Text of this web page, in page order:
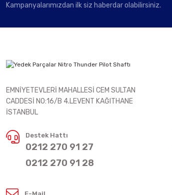
Kampanyalarımızdan ilk siz haberdar olabilirsiniz.
EMNİYETEVLERİ MAHALLESİ CEM SULTAN
CADDESİ NO:16/B 4.LEVENT KAĞITHANE
İSTANBUL
Destek Hattı
0212 270 91 27
0212 270 91 28